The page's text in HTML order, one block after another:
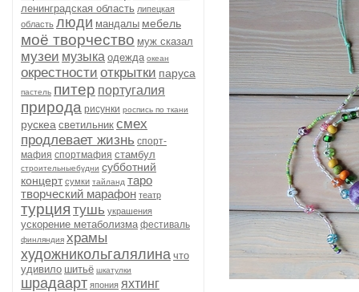
ленинградская область липецкая
область люди мандалы мебель
моё творчество муж сказал
музеи музыка одежда океан
окрестности открытки паруса
пастель питер португалия
природа рисунки роспись по ткани
рускеа светильник смех
продлевает жизнь спорт-
мафия спортмафия стамбул
строительныебудни субботний
концерт сумки тайланд таро
творческий марафон театр
турция тушь украшения
ускорение метаболизма фестиваль
финляндия храмы
художникольгалялина что
удивило шитьё шкатулки
шрадаарт япония яхтинг